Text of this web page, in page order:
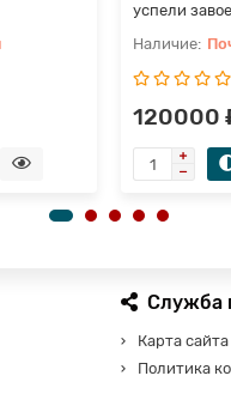
успели
120000
Служба
Карта сайта
Политика